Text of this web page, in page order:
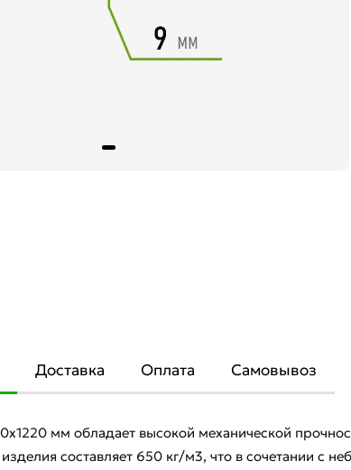
Доставка Оплата Самовывоз
мм обладает высокой механической
составляет 650 кг/м3, что в сочетании с